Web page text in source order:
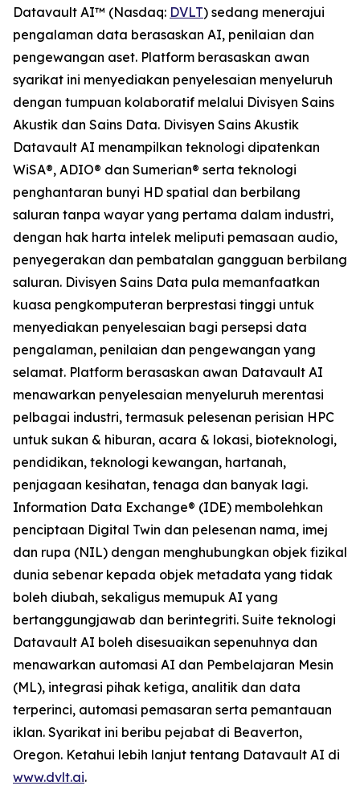
Datavault AI™ (Nasdaq: DVLT) sedang menerajui
pengalaman data berasaskan AI, penilaian dan
pengewangan aset. Platform berasaskan awan
syarikat ini menyediakan penyelesaian menyeluruh
dengan tumpuan kolaboratif melalui Divisyen Sains
Akustik dan Sains Data. Divisyen Sains Akustik
Datavault AI menampilkan teknologi dipatenkan
WiSA®, ADIO® dan Sumerian® serta teknologi
penghantaran bunyi HD spatial dan berbilang
saluran tanpa wayar yang pertama dalam industri,
dengan hak harta intelek meliputi pemasaan audio,
penyegerakan dan pembatalan gangguan berbilang
saluran. Divisyen Sains Data pula memanfaatkan
kuasa pengkomputeran berprestasi tinggi untuk
menyediakan penyelesaian bagi persepsi data
pengalaman, penilaian dan pengewangan yang
selamat. Platform berasaskan awan Datavault AI
menawarkan penyelesaian menyeluruh merentasi
pelbagai industri, termasuk pelesenan perisian HPC
untuk sukan & hiburan, acara & lokasi, bioteknologi,
pendidikan, teknologi kewangan, hartanah,
penjagaan kesihatan, tenaga dan banyak lagi.
Information Data Exchange® (IDE) membolehkan
penciptaan Digital Twin dan pelesenan nama, imej
dan rupa (NIL) dengan menghubungkan objek fizikal
dunia sebenar kepada objek metadata yang tidak
boleh diubah, sekaligus memupuk AI yang
bertanggungjawab dan berintegriti. Suite teknologi
Datavault AI boleh disesuaikan sepenuhnya dan
menawarkan automasi AI dan Pembelajaran Mesin
(ML), integrasi pihak ketiga, analitik dan data
terperinci, automasi pemasaran serta pemantauan
iklan. Syarikat ini beribu pejabat di Beaverton,
Oregon. Ketahui lebih lanjut tentang Datavault AI di
www.dvlt.ai.